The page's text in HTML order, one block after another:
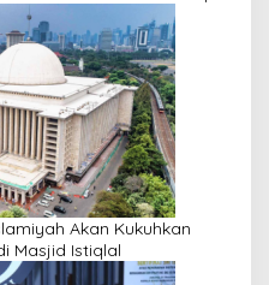
Akan Kukuhkan
Masjid Istiqlal